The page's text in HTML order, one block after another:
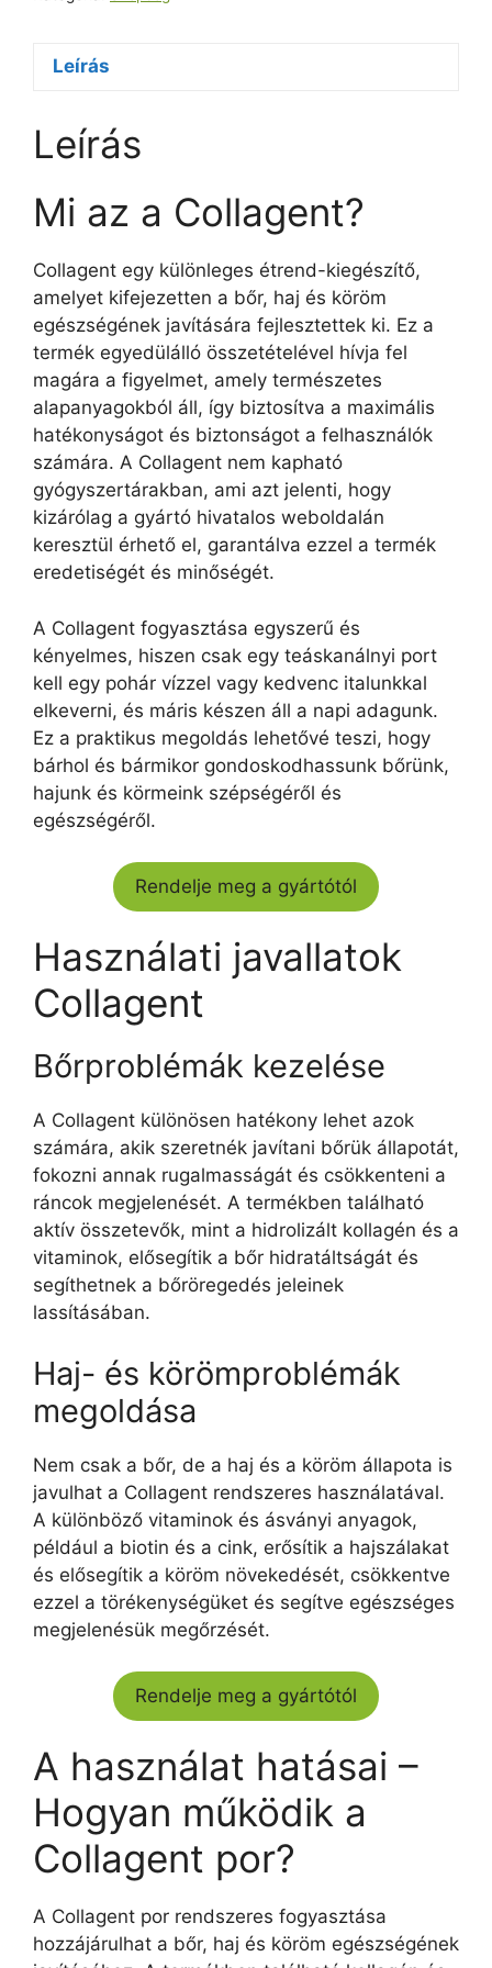
Leírás
Leírás
Mi az a Collagent?
Collagent egy különleges étrend-kiegészítő,
amelyet kifejezetten a bőr, haj és köröm
egészségének javítására fejlesztettek ki. Ez a
termék egyedülálló összetételével hívja fel
magára a figyelmet, amely természetes
alapanyagokból áll, így biztosítva a maximális
hatékonyságot és biztonságot a felhasználók
számára. A Collagent nem kapható
gyógyszertárakban, ami azt jelenti, hogy
kizárólag a gyártó hivatalos weboldalán
keresztül érhető el, garantálva ezzel a termék
eredetiségét és minőségét.
A Collagent fogyasztása egyszerű és
kényelmes, hiszen csak egy teáskanálnyi port
kell egy pohár vízzel vagy kedvenc italunkkal
elkeverni, és máris készen áll a napi adagunk.
Ez a praktikus megoldás lehetővé teszi, hogy
bárhol és bármikor gondoskodhassunk bőrünk,
hajunk és körmeink szépségéről és
egészségéről.
Rendelje meg a gyártótól
Használati javallatok
Collagent
Bőrproblémák kezelése
A Collagent különösen hatékony lehet azok
számára, akik szeretnék javítani bőrük állapotát,
fokozni annak rugalmasságát és csökkenteni a
ráncok megjelenését. A termékben található
aktív összetevők, mint a hidrolizált kollagén és a
vitaminok, elősegítik a bőr hidratáltságát és
segíthetnek a bőröregedés jeleinek
lassításában.
Haj- és körömproblémák
megoldása
Nem csak a bőr, de a haj és a köröm állapota is
javulhat a Collagent rendszeres használatával.
A különböző vitaminok és ásványi anyagok,
például a biotin és a cink, erősítik a hajszálakat
és elősegítik a köröm növekedését, csökkentve
ezzel a törékenységüket és segítve egészséges
megjelenésük megőrzését.
Rendelje meg a gyártótól
A használat hatásai –
Hogyan működik a
Collagent por?
A Collagent por rendszeres fogyasztása
hozzájárulhat a bőr, haj és köröm egészségének